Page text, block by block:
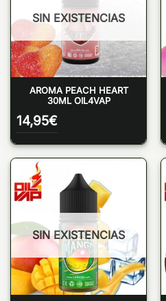
SIN EXISTENCIAS
AROMA PEACH HEART
30ML OIL4VAP
14,95€
SIN EXISTENCIAS